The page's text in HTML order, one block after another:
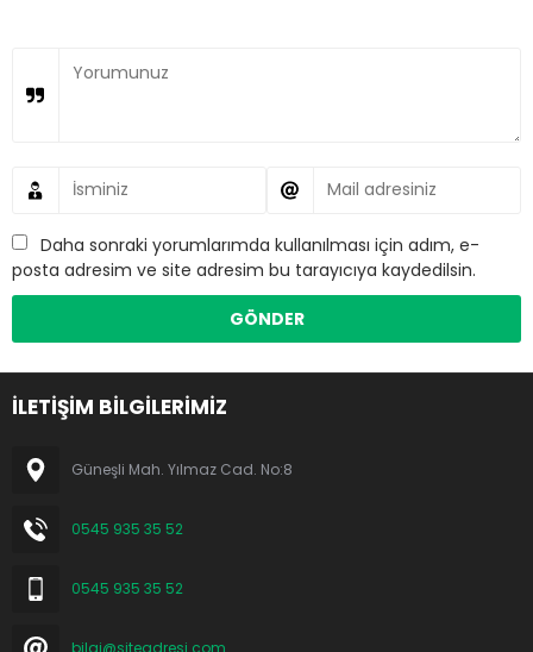
Daha sonraki yorumlarımda kullanılması için adım, e-
posta adresim ve site adresim bu tarayıcıya kaydedilsin.
İLETİŞİM BİLGİLERİMİZ
Güneşli Mah. Yılmaz Cad. No:8
0545 935 35 52
0545 935 35 52
bilgi@siteadresi.com